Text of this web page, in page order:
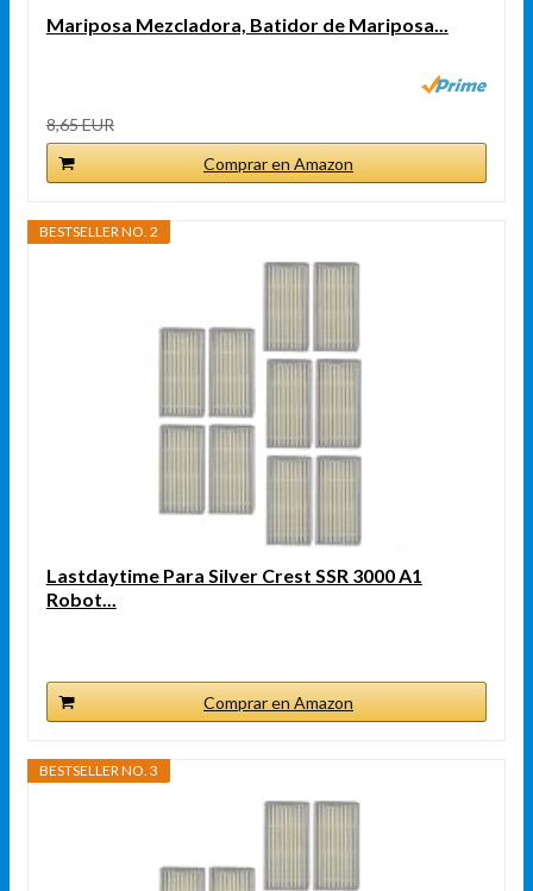
Mariposa Mezcladora, Batidor de Mariposa...
8,65 EUR
Comprar en Amazon
BESTSELLER NO. 2
Lastdaytime Para Silver Crest SSR 3000 A1
Robot...
Comprar en Amazon
BESTSELLER NO. 3